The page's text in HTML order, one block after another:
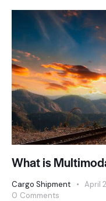
What is
Cargo Shipment April
0 Comments